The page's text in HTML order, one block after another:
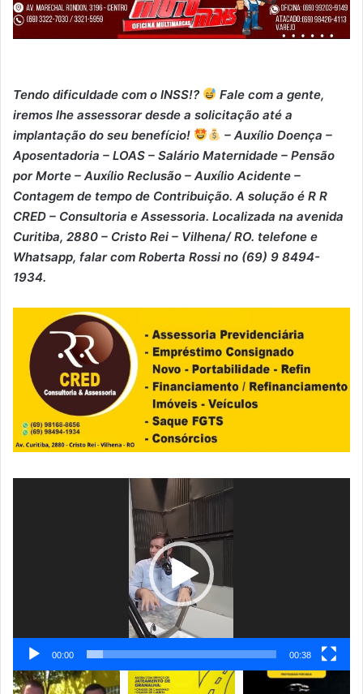
Tendo dificuldade com o INSS!?
Fale com a gente,
iremos lhe assessorar desde a solicitação até a
implantação do seu benefício!
– Auxílio Doença –
⁠Aposentadoria – ⁠LOAS – ⁠Salário Maternidade – ⁠Pensão
por Morte – ⁠Auxílio Reclusão – ⁠Auxílio Acidente –
⁠Contagem de tempo de Contribuição. A solução é R R
CRED – Consultoria e Assessoria. Localizada na avenida
Curitiba, 2880 – Cristo Rei – Vilhena/ RO. telefone e
Whatsapp, falar com Roberta Rossi no (69) 9 8494-
1934.
00:00 00:38